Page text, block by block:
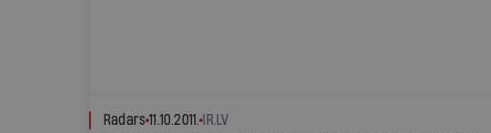
Radars 11.10.2011. IR.LV